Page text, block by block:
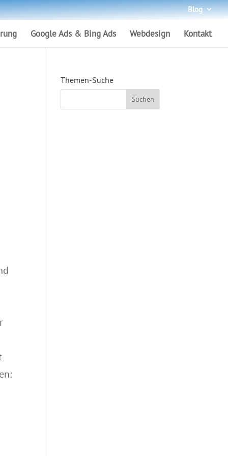
Blog
Google Ads & Bing Ads Webdesign Kontakt
Themen-Suche